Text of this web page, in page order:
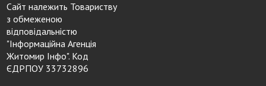
Сайт належить Товариству
з обмеженою
відповідальністю
"Інформаційна Агенція
Житомир Інфо". Код
ЄДРПОУ 33732896